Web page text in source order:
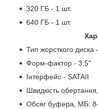
320 ГБ - 1 шт.
640 ГБ - 1 шт.
Тип жорсткого диска
Форм-фактор - 3.5"
Інтерфейс - SATAII
Швидкість
Обсяг буфера, МБ: